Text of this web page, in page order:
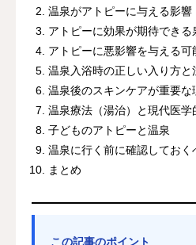
温泉がアトピーに与える影響
アトピーに効果が期待できる
アトピーに悪影響を与える可
温泉入浴時の正しい入り方と
温泉後のスキンケアが重要な
温泉療法（湯治）と現代医学
子どものアトピーと温泉
温泉に行く前に確認しておく
まとめ
この記事のポイント